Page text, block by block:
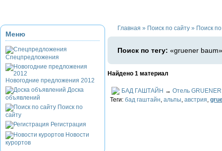
Меню
Спецпредложения
Новогодние предложения 2012
Доска
объявлений
Поиск по
сайту
Регистрация
Новости
курортов
Главная » Поиск по сайту » Поиск
Поиск по тегу: «gruener
Найдено 1 материал
БАД ГАШТАЙН → Отель
Теги: бад гаштайн, альпы, австрия,